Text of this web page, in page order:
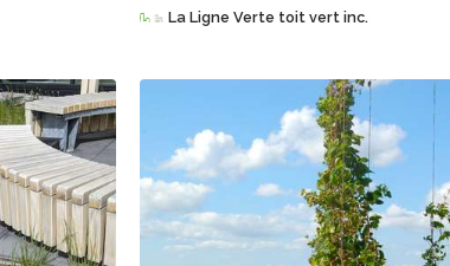
La Ligne Verte toit vert inc.